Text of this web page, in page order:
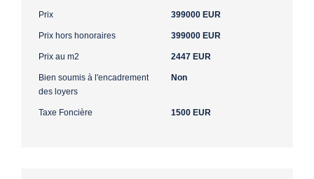
Prix 399000 EUR
Prix hors honoraires 399000 EUR
Prix au m2 2447 EUR
Bien soumis à l'encadrement
des loyers
Non
Taxe Foncière 1500 EUR